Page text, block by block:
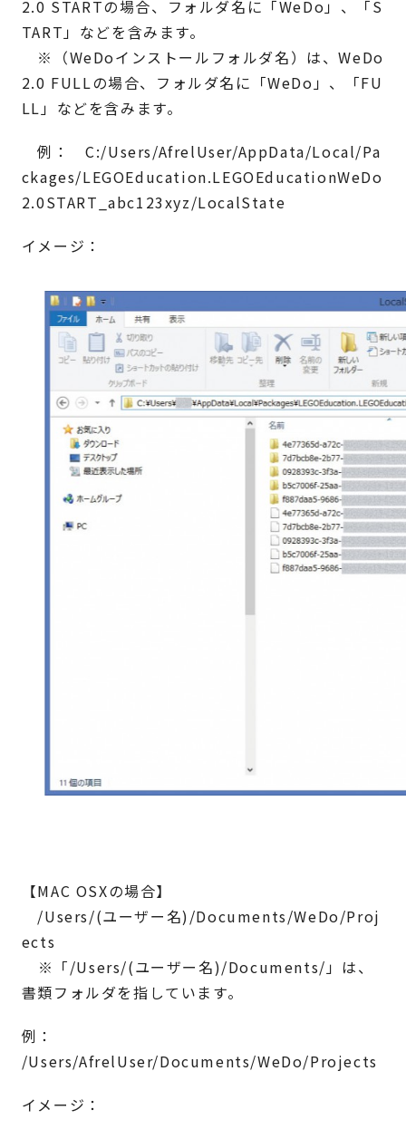
2.0 STARTの場合、フォルダ名に「WeDo」、「S
TART」などを含みます。
※（WeDoインストールフォルダ名）は、WeDo
2.0 FULLの場合、フォルダ名に「WeDo」、「FU
LL」などを含みます。
例： C:/Users/AfrelUser/AppData/Local/Pa
ckages/LEGOEducation.LEGOEducationWeDo
2.0START_abc123xyz/LocalState
イメージ：
【MAC OSXの場合】
/Users/(ユーザー名)/Documents/WeDo/Proj
ects
※「/Users/(ユーザー名)/Documents/」は、
書類フォルダを指しています。
例：
/Users/AfrelUser/Documents/WeDo/Projects
イメージ：